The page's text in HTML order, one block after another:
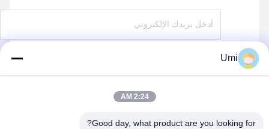
يرسل
Umi
2:24 AM
Good day, what product are you looking for?